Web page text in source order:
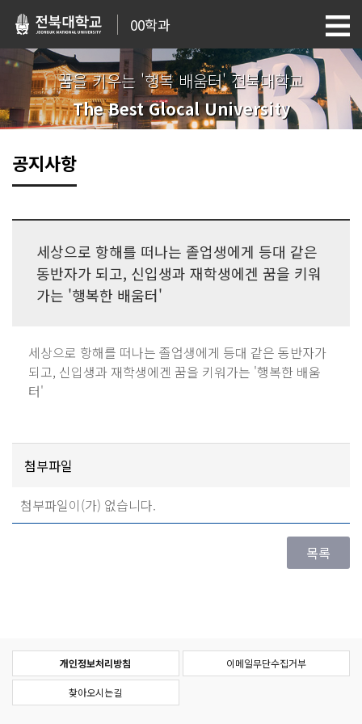
00학과
꿈을 키우는 '행복 배움터' 전북대학교
The Best Glocal University
공지사항
세상으로 항해를 떠나는 졸업생에게 등대 같은
동반자가 되고, 신입생과 재학생에겐 꿈을 키워
가는 '행복한 배움터'
세상으로 항해를 떠나는 졸업생에게 등대 같은 동반자가
되고, 신입생과 재학생에겐 꿈을 키워가는 '행복한 배움
터'
첨부파일
첨부파일이(가) 없습니다.
개인정보처리방침 이메일무단수집거부
찾아오시는길